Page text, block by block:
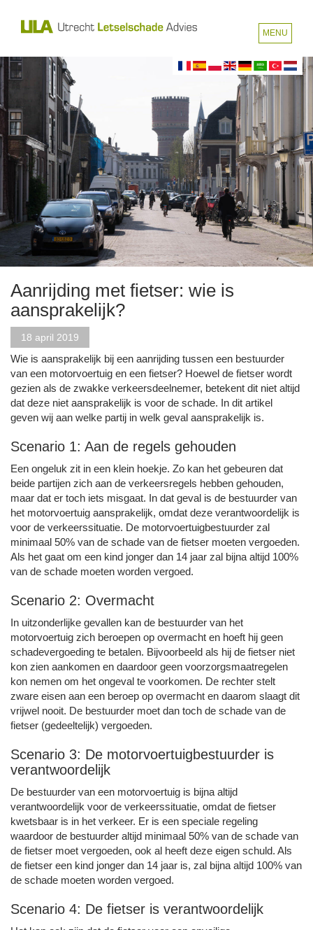
MENU
Aanrijding met fietser: wie is
aansprakelijk?
18 april 2019
Wie is aansprakelijk bij een aanrijding tussen een bestuurder
van een motorvoertuig en een fietser? Hoewel de fietser wordt
gezien als de zwakke verkeersdeelnemer, betekent dit niet altijd
dat deze niet aansprakelijk is voor de schade. In dit artikel
geven wij aan welke partij in welk geval aansprakelijk is.
Scenario 1: Aan de regels gehouden
Een ongeluk zit in een klein hoekje. Zo kan het gebeuren dat
beide partijen zich aan de verkeersregels hebben gehouden,
maar dat er toch iets misgaat. In dat geval is de bestuurder van
het motorvoertuig aansprakelijk, omdat deze verantwoordelijk is
voor de verkeerssituatie. De motorvoertuigbestuurder zal
minimaal 50% van de schade van de fietser moeten vergoeden.
Als het gaat om een kind jonger dan 14 jaar zal bijna altijd 100%
van de schade moeten worden vergoed.
Scenario 2: Overmacht
In uitzonderlijke gevallen kan de bestuurder van het
motorvoertuig zich beroepen op overmacht en hoeft hij geen
schadevergoeding te betalen. Bijvoorbeeld als hij de fietser niet
kon zien aankomen en daardoor geen voorzorgsmaatregelen
kon nemen om het ongeval te voorkomen. De rechter stelt
zware eisen aan een beroep op overmacht en daarom slaagt dit
vrijwel nooit. De bestuurder moet dan toch de schade van de
fietser (gedeeltelijk) vergoeden.
Scenario 3: De motorvoertuigbestuurder is
verantwoordelijk
De bestuurder van een motorvoertuig is bijna altijd
verantwoordelijk voor de verkeerssituatie, omdat de fietser
kwetsbaar is in het verkeer. Er is een speciale regeling
waardoor de bestuurder altijd minimaal 50% van de schade van
de fietser moet vergoeden, ook al heeft deze eigen schuld. Als
de fietser een kind jonger dan 14 jaar is, zal bijna altijd 100% van
de schade moeten worden vergoed.
Scenario 4: De fietser is verantwoordelijk